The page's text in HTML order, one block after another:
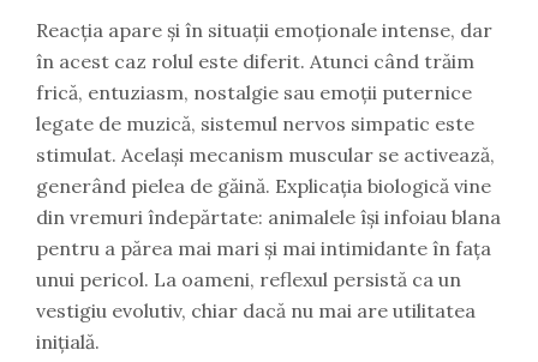
Reacția apare și în situații emoționale intense, dar
în acest caz rolul este diferit. Atunci când trăim
frică, entuziasm, nostalgie sau emoții puternice
legate de muzică, sistemul nervos simpatic este
stimulat. Același mecanism muscular se activează,
generând pielea de găină. Explicația biologică vine
din vremuri îndepărtate: animalele își infoiau blana
pentru a părea mai mari și mai intimidante în fața
unui pericol. La oameni, reflexul persistă ca un
vestigiu evolutiv, chiar dacă nu mai are utilitatea
inițială.